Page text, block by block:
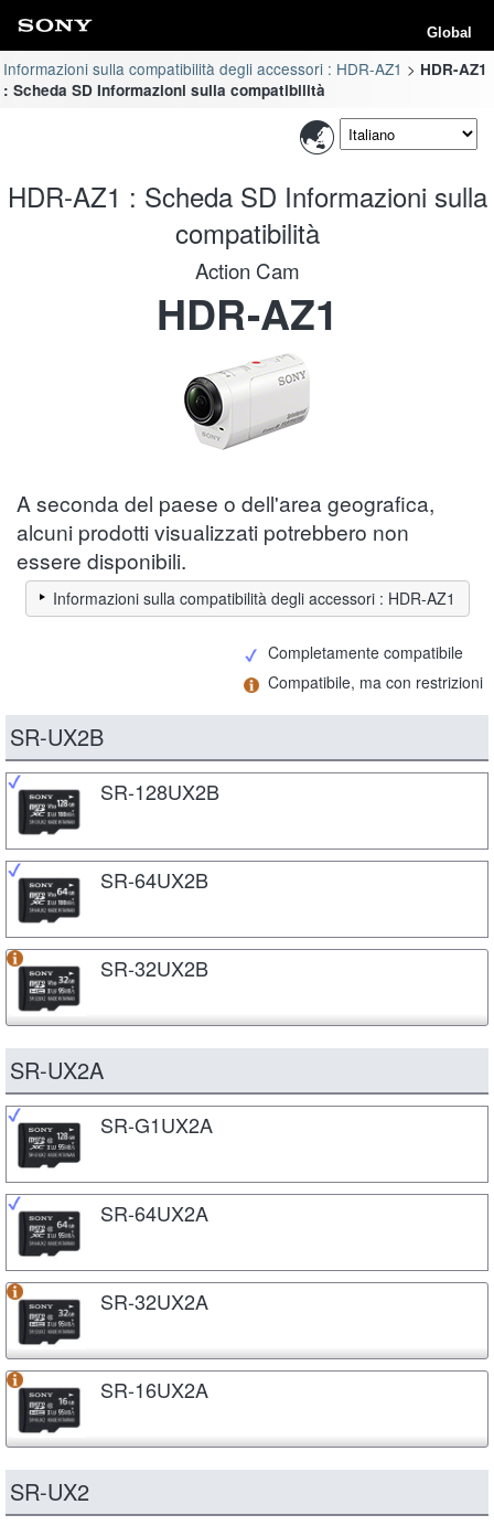
Global
Informazioni sulla compatibilità degli accessori : HDR-AZ1
HDR-AZ1
: Scheda SD Informazioni sulla compatibilità
HDR-AZ1 : Scheda SD Informazioni sulla
compatibilità
Action Cam
HDR-AZ1
A seconda del paese o dell'area geografica,
alcuni prodotti visualizzati potrebbero non
essere disponibili.
Informazioni sulla compatibilità degli accessori : HDR-AZ1
Completamente compatibile
Compatibile, ma con restrizioni
SR-UX2B
SR-128UX2B
SR-64UX2B
SR-32UX2B
SR-UX2A
SR-G1UX2A
SR-64UX2A
SR-32UX2A
SR-16UX2A
SR-UX2